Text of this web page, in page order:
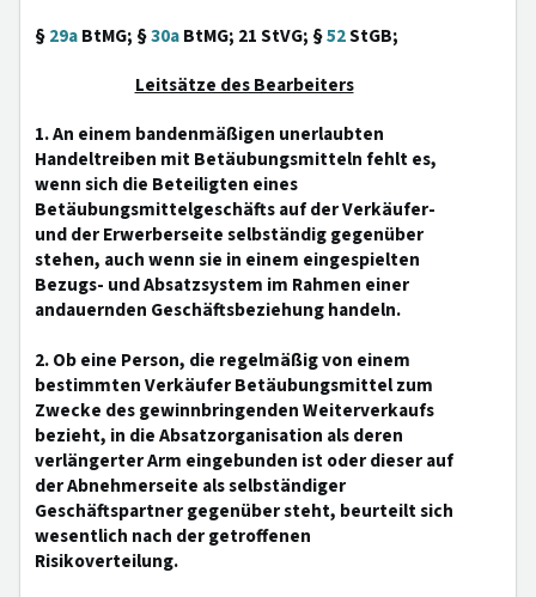
§29aBtMG; §30aBtMG; 21 StVG; §52StGB;
Leitsätze des Bearbeiters
1. An einem bandenmäßigen unerlaubten
Handeltreiben mit Betäubungsmitteln fehlt es,
wenn sich die Beteiligten eines
Betäubungsmittelgeschäfts auf der Verkäufer-
und der Erwerberseite selbständig gegenüber
stehen, auch wenn sie in einem eingespielten
Bezugs- und Absatzsystem im Rahmen einer
andauernden Geschäftsbeziehung handeln.
2. Ob eine Person, die regelmäßig von einem
bestimmten Verkäufer Betäubungsmittel zum
Zwecke des gewinnbringenden Weiterverkaufs
bezieht, in die Absatzorganisation als deren
verlängerter Arm eingebunden ist oder dieser auf
der Abnehmerseite als selbständiger
Geschäftspartner gegenüber steht, beurteilt sich
wesentlich nach der getroffenen
Risikoverteilung.